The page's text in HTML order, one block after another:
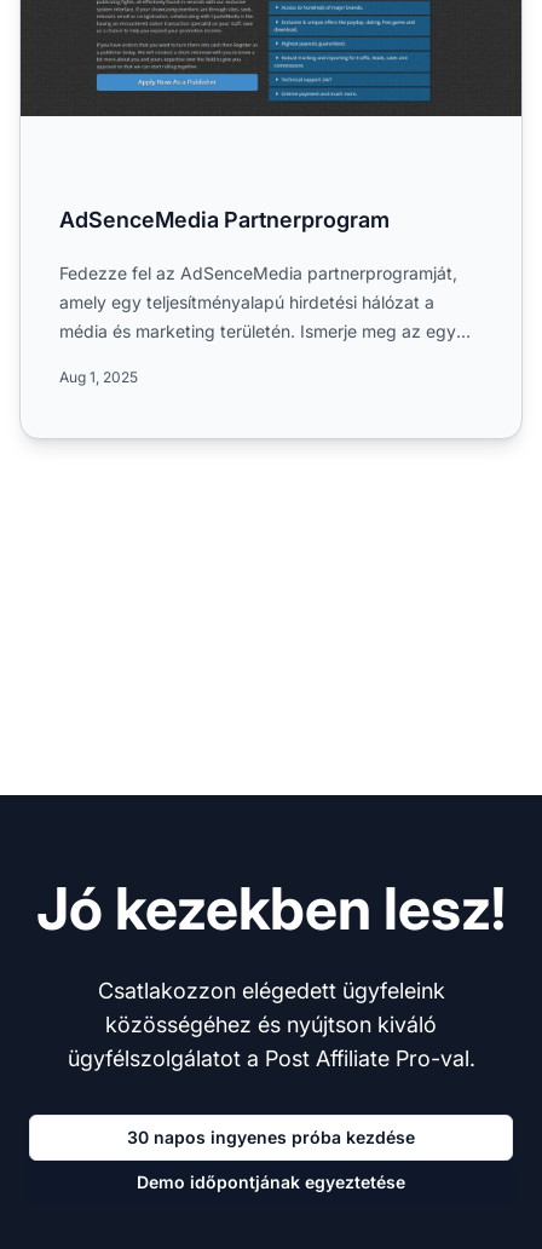
AdSenceMedia Partnerprogram
Fedezze fel az AdSenceMedia partnerprogramját,
amely egy teljesítményalapú hirdetési hálózat a
média és marketing területén. Ismerje meg az egy
Aug 1, 2025
Jó kezekben lesz!
Csatlakozzon elégedett ügyfeleink
közösségéhez és nyújtson kiváló
ügyfélszolgálatot a Post Affiliate Pro-val.
30 napos ingyenes próba kezdése
Demo időpontjának egyeztetése